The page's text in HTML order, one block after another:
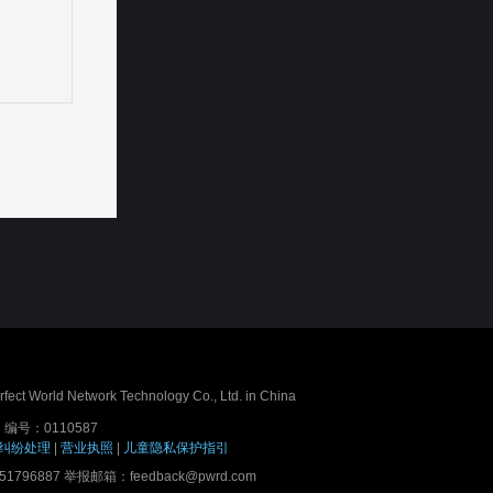
World Network Technology Co., Ltd. in China
编号：0110587
纷处理
营业执照
儿童隐私保护指引
举报邮箱：feedback@pwrd.com